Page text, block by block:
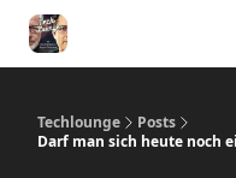
Techlounge
Posts
Darf man sich heute noch